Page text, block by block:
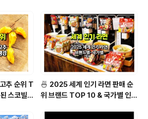
추 순위 T
스코빌
🍜 2025 세계 인기 라면 판매 순
위 브랜드 TOP 10 & 국가별 인기